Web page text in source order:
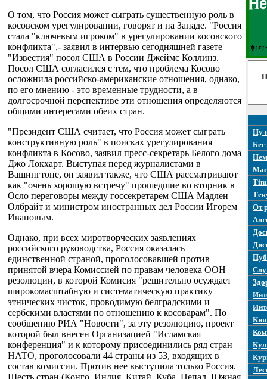
О том, что Россия может сыграть существенную роль в
косовском урегулировании, говорят и на Западе. "Россия
стала "ключевым игроком" в урегулировании косовского
конфликта",- заявил в интервью сегодняшней газете
"Известия" посол США в России Джеймс Коллинз.
Посол США согласился с тем, что проблема Косово
осложнила российско-американские отношения, однако,
по его мнению - это временные трудности, а в
долгосрочной перспективе эти отношения определяются
общими интересами обеих стран.
"Президент США считает, что Россия может сыграть
конструктивную роль" в поисках урегулирования
конфликта в Косово, заявил пресс-секретарь Белого дома
Джо Локхарт. Выступая перед журналистами в
Вашингтоне, он заявил также, что США рассматривают
как "очень хорошую встречу" прошедшие во вторник в
Осло переговоры между госсекретарем США Мадлен
Олбрайт и министром иностранных дел России Игорем
Ивановым.
Однако, при всех миротворческих заявлениях
российского руководства, Россия оказалась
единственной страной, проголосовавшей против
принятой вчера Комиссией по правам человека ООН
резолюции, в которой Комисия "решительно осуждает
широкомасштабную и систематическую практику
этнических чисток, проводимую белградскими и
сербскими властями по отношению к косоварам". По
сообщению РИА "Новости", за эту резолюцию, проект
которой был внесен Организацией "Исламская
конференция" и к которому присоединились ряд стран
НАТО, проголосовали 44 страны из 53, входящих в
состав комиссии. Против нее выступила только Россия.
Шесть стран (Конго, Индия, Китай, Куба, Непал, Южная
Ну
От